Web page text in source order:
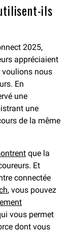
ils
2025,
appréciaient
voulions nous
En
une
une
de la même
que la
Et
connectée
, vous pouvez
vous permet
dont vous